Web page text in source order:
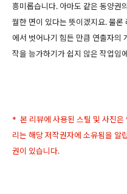
흥미롭습니다. 아마도 같은 동양권
월한 면이 있다는 뜻이겠지요. 물
에서 벗어나기 힘든 만큼 연출자의
작을 능가하기가 쉽지 않은 작업임
* 본 리뷰에 사용된 스틸 및 사진은
리는 해당 저작권자에 소유됨을 알
권이 있습니다.